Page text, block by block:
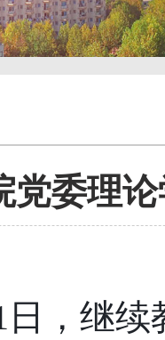
党委理
日，继续